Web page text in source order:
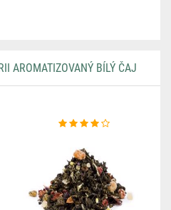
AROMATIZOVANÝ BÍLÝ ČAJ